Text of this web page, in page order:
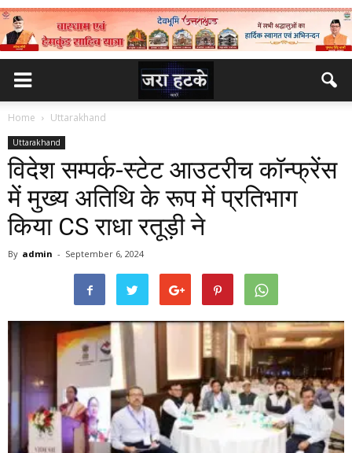
Home Uttarakhand
Uttarakhand
विदेश सम्पर्क-स्टेट आउटरीच कॉन्फ्रेंस
में मुख्य अतिथि के रूप में प्रतिभाग
किया CS राधा रतूड़ी ने
By admin - September 6, 2024